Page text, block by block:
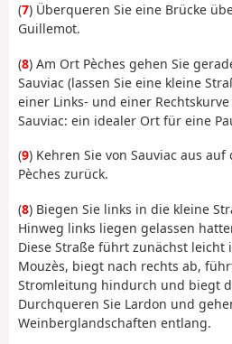
(7) Überqueren Sie eine Brücke
Guillemot.
(8) Am Ort Pèches gehen Sie
Sauviac (lassen Sie eine kleine
einer Links- und einer
Sauviac: ein idealer Ort für eine
(9) Kehren Sie von Sauviac aus
Pèches zurück.
(8) Biegen Sie links in die kleine
Hinweg links liegen gelassen
Diese Straße führt zunächst
Mouzès, biegt nach rechts ab,
Stromleitung hindurch und biegt
Durchqueren Sie Lardon und
Weinberglandschaften entlang.